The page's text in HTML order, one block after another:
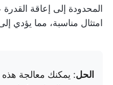
المحدودة إلى إعاقة
امتثال مناسبة، مما يؤدي
الحل: يمكنك معالجة